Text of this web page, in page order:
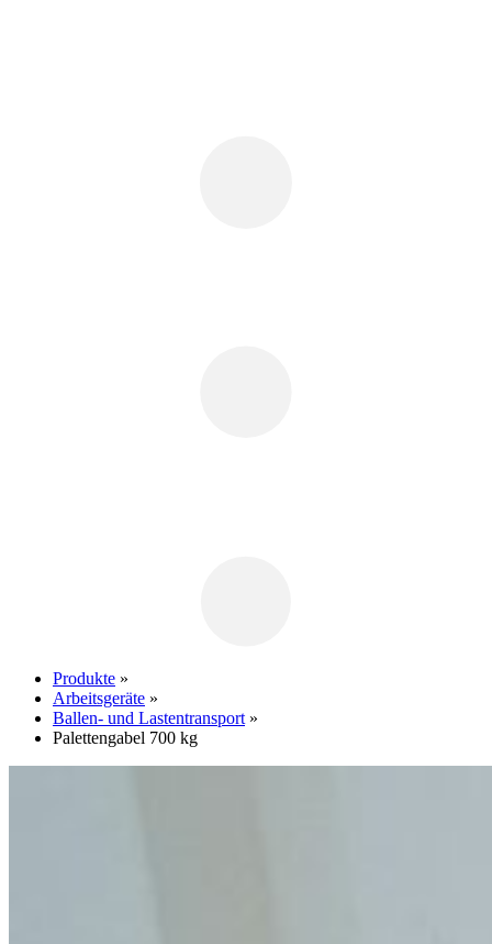
Produkte »
Arbeitsgeräte »
Ballen- und Lastentransport »
Palettengabel 700 kg